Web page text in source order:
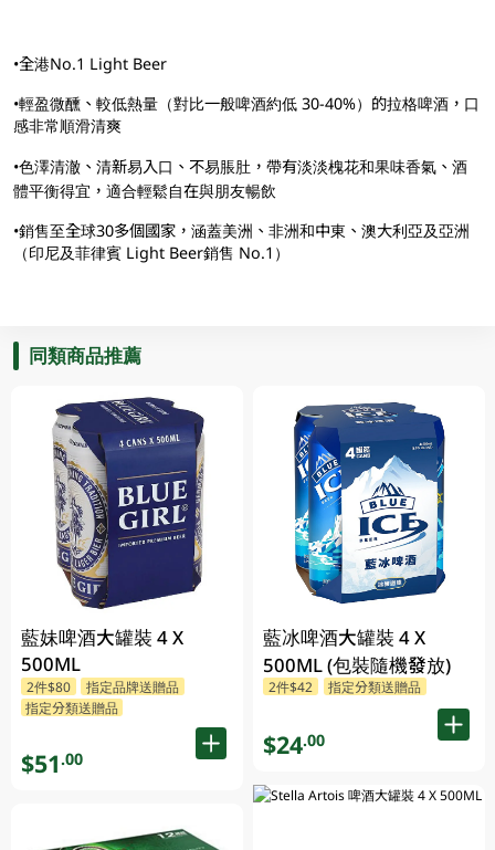
•全港No.1 Light Beer
•輕盈微醺、較低熱量（對比一般啤酒約低 30-40%）的拉格啤酒，口
感非常順滑清爽
•色澤清澈、清新易入口、不易脹肚，帶有淡淡槐花和果味香氣、酒
體平衡得宜，適合輕鬆自在與朋友暢飲
•銷售至全球30多個國家，涵蓋美洲、非洲和中東、澳大利亞及亞洲
（印尼及菲律賓 Light Beer銷售 No.1）
同類商品推薦
藍妹啤酒大罐裝 4 X
500ML
2件$80
指定品牌送贈品
指定分類送贈品
$51.00
藍冰啤酒大罐裝 4 X
500ML (包裝隨機發放)
2件$42 指定分類送贈品
$24.00